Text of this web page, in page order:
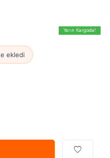
Yarın Kargoda!
ekledi